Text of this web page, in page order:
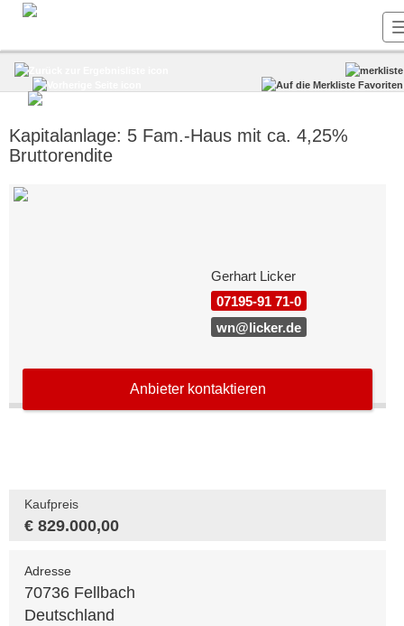
Kapitalanlage: 5 Fam.-Haus mit ca. 4,25%
Bruttorendite
Gerhart Licker
07195-91 71-0
wn@licker.de
Anbieter kontaktieren
Kaufpreis
€ 829.000,00
Adresse
70736 Fellbach
Deutschland